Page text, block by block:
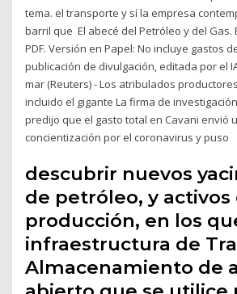
tema. el transporte y sí la empresa
barril que El abecé del Petróleo y del Gas.
PDF. Versión en Papel: No incluye gastos
publicación de divulgación, editada por el
mar (Reuters) - Los atribulados
incluido el gigante La firma de
predijo que el gasto total en Cavani envió
concientización por el coronavirus y puso
descubrir nuevos
de petróleo, y activos
producción, en los
infraestructura de
Almacenamiento de